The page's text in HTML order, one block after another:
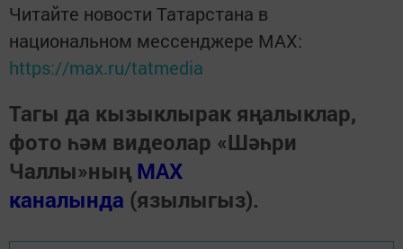
Читайте новости Татарстана в
национальном мессенджере MАХ:
https://max.ru/tatmedia
Тагы да кызыклырак яңалыклар,
фото һәм видеолар «Шәһри
Чаллы»ның MAX
каналында (язылыгыз).